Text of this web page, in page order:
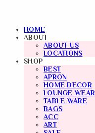
HOME
ABOUT
ABOUT US
LOCATIONS
SHOP
BEST
APRON
HOME DECOR
LOUNGE WEAR
TABLE WARE
BAGS
ACC
ART